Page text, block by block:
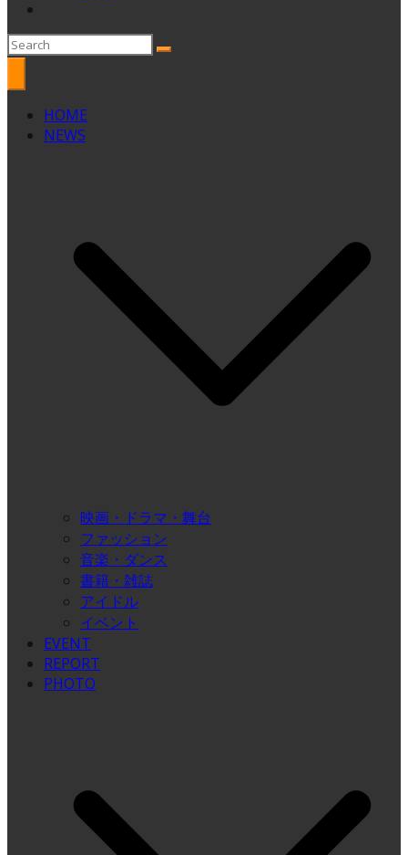
HOME
NEWS
映画・ドラマ・舞台
ファッション
音楽・ダンス
書籍・雑誌
アイドル
イベント
EVENT
REPORT
PHOTO